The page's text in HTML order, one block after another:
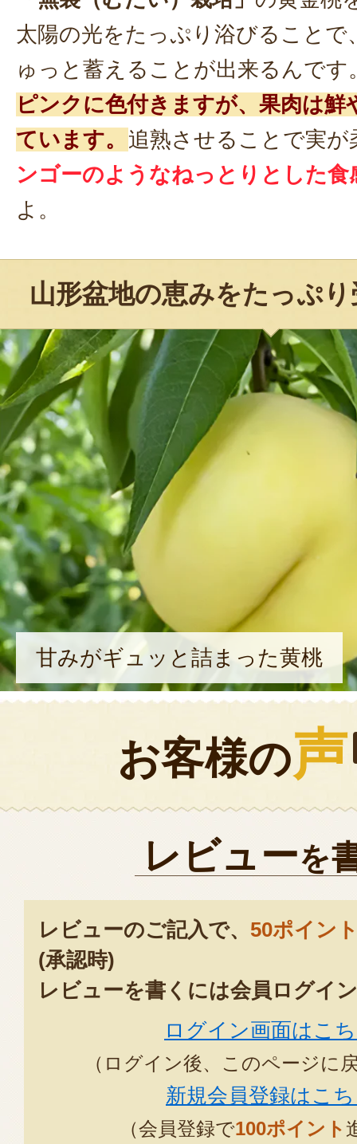
太陽の光をたっぷり浴びることで
ゅっと蓄えることが出来るんです
ピンクに色付きますが、果肉は鮮
ています。 追熟させることで実
ンゴーのようなねっとりとした食
よ。
山形盆地の恵みをたっぷ
甘みがギュッと詰まった黄桃
お客様の声
レビューを
レビューのご記入で、 50ポイン
(承認時)
レビューを書くには会員ログイ
ログイン画面はこ
（ログイン後、このページに
新規会員登録はこ
（会員登録で100ポイント